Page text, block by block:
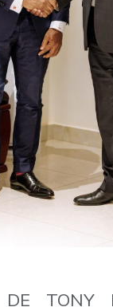
DE TONY